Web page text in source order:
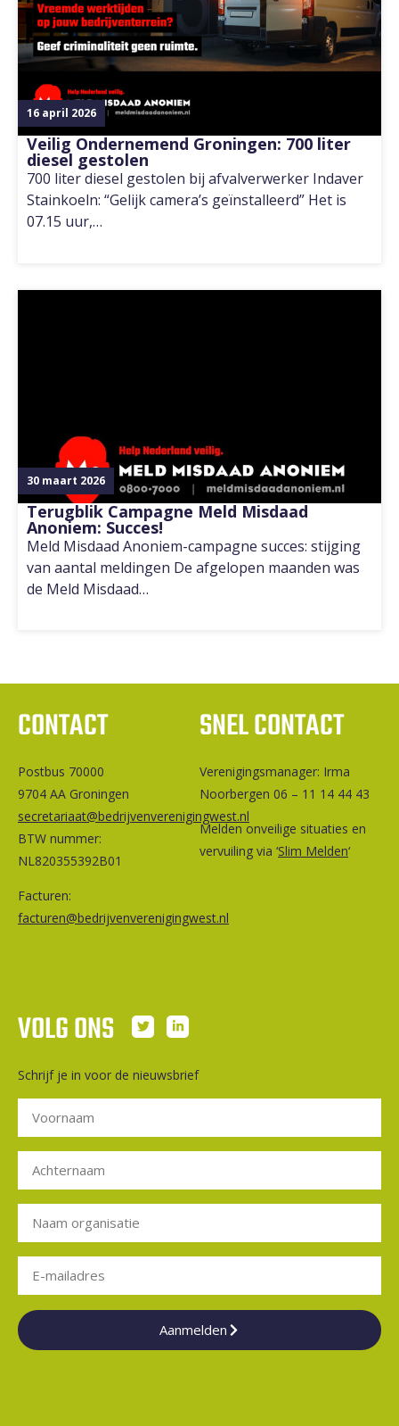
16 april 2026
Veilig Ondernemend Groningen: 700 liter
diesel gestolen
700 liter diesel gestolen bij afvalverwerker Indaver
Stainkoeln: “Gelijk camera’s geïnstalleerd” Het is
07.15 uur,…
30 maart 2026
Terugblik Campagne Meld Misdaad
Anoniem: Succes!
Meld Misdaad Anoniem-campagne succes: stijging
van aantal meldingen De afgelopen maanden was
de Meld Misdaad…
CONTACT
Postbus 70000
9704 AA Groningen
secretariaat@bedrijvenverenigingwest.nl
BTW nummer:
NL820355392B01
Facturen:
facturen@bedrijvenverenigingwest.nl
SNEL CONTACT
Ver­e­ni­gings­ma­na­ger: Irma
Noorbergen 06 – 11 14 44 43
Melden onveilige situaties en
vervuiling via ‘Slim Melden‘
VOLG ONS
Schrijf je in voor de nieuwsbrief
Aanmelden